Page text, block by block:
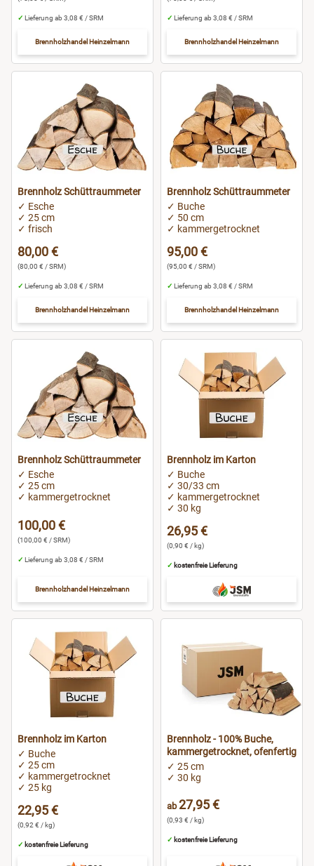
✓ Lieferung ab 3,08 € / SRM
Brennholzhandel Heinzelmann
✓ Lieferung ab 3,08 € / SRM
Brennholzhandel Heinzelmann
Brennholz Schüttraummeter
✓ Esche
✓ 25 cm
✓ frisch
80,00 €
(80,00 € / SRM)
✓ Lieferung ab 3,08 € / SRM
Brennholzhandel Heinzelmann
Brennholz Schüttraummeter
✓ Buche
✓ 50 cm
✓ kammergetrocknet
95,00 €
(95,00 € / SRM)
✓ Lieferung ab 3,08 € / SRM
Brennholzhandel Heinzelmann
Brennholz Schüttraummeter
✓ Esche
✓ 25 cm
✓ kammergetrocknet
100,00 €
(100,00 € / SRM)
✓ Lieferung ab 3,08 € / SRM
Brennholzhandel Heinzelmann
Brennholz im Karton
✓ Buche
✓ 30/33 cm
✓ kammergetrocknet
✓ 30 kg
26,95 €
(0,90 € / kg)
✓ kostenfreie Lieferung
Brennholz im Karton
✓ Buche
✓ 25 cm
✓ kammergetrocknet
✓ 25 kg
22,95 €
(0,92 € / kg)
✓ kostenfreie Lieferung
Brennholz - 100% Buche,
kammergetrocknet, ofenfertig
✓ 25 cm
✓ 30 kg
ab27,95 €
(0,93 € / kg)
✓ kostenfreie Lieferung
Rostock
Rüsselsheim
Saarbrücken
Salzgitter
Schweinfurt
Wiesbaden
Wolfsburg
Worms